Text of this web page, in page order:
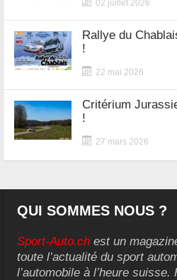
02 juillet 2026
Rallye du
!
22 mai 2026
Critérium
!
27 mars 2026
QUI SOMMES NOUS ?
Sport-Auto.ch est un
toute l’actualité du sport
l’automobile à l’heure suisse.